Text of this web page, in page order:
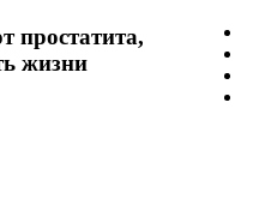
простатита,
жизни